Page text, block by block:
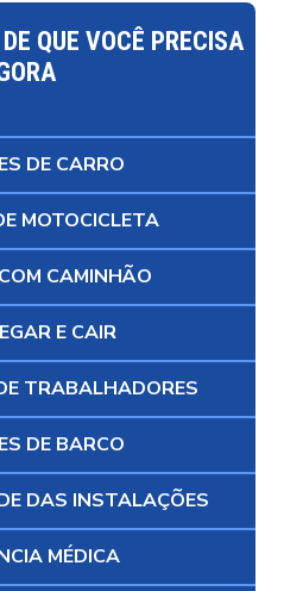
QUE VOCÊ PRECISA
DE CARRO
MOTOCICLETA
CAMINHÃO
E CAIR
TRABALHADORES
DE BARCO
DAS INSTALAÇÕES
MÉDICA